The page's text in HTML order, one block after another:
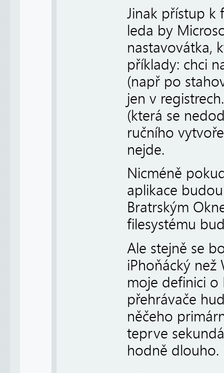
Jinak přístup k
leda by
nastavovátka,
příklady: chci
(např po
jen v
(která se
ručního
nejde.
Nicméně
aplikace
Bratrským
filesystému
Ale stejně se
iPhoňácký než
moje definici o
přehrávače
něčeho
teprve
hodně dlouho.